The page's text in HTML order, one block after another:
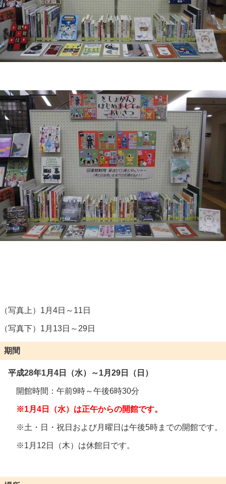
（写真上）1月4日～11日
（写真下）1月13日～29日
期間
平成28年1月4日（水）～1月29日（日）
開館時間：午前9時～午後6時30分
※1月4日（水）は正午からの開館です。
※土・日・祝日および月曜日は午後5時までの開館です。
※1月12日（木）は休館日です。